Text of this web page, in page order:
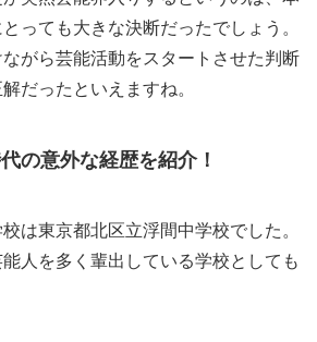
っても大きな決断だったでしょう。
がら芸能活動をスタートさせた判断
だったといえますね。
の意外な経歴を紹介！
は東京都北区立浮間中学校でした。
人を多く輩出している学校としても